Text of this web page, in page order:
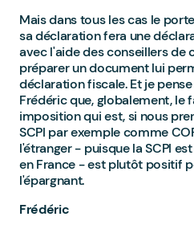
Mais dans tous les cas le
sa déclaration fera une
avec l'aide des conseillers de
préparer un document lui
déclaration fiscale. Et je
Frédéric que, globalement, le
imposition qui est, si nous
SCPI par exemple comme
l'étranger - puisque la SCPI
en France - est plutôt positif
l'épargnant.
Frédéric